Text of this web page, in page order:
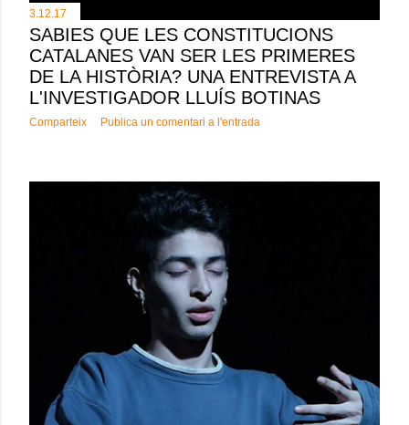
3.12.17
SABIES QUE LES CONSTITUCIONS
CATALANES VAN SER LES PRIMERES
DE LA HISTÒRIA? UNA ENTREVISTA A
L'INVESTIGADOR LLUÍS BOTINAS
Comparteix Publica un comentari a l'entrada